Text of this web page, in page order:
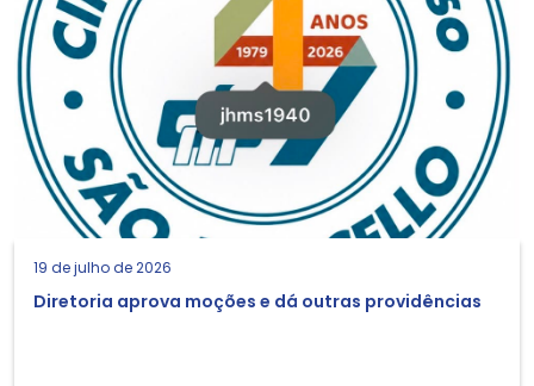
19 de julho de 2026
Diretoria aprova moções e dá outras providências